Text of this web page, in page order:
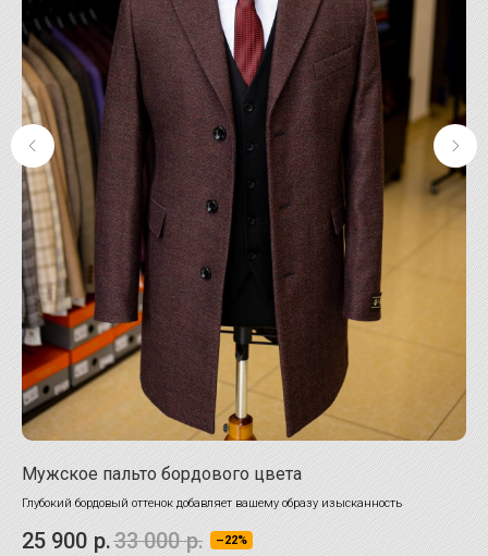
Мужское пальто бордового цвета
Глубокий бордовый оттенок добавляет вашему образу изысканность
25 900 р.33 000 р. –22%